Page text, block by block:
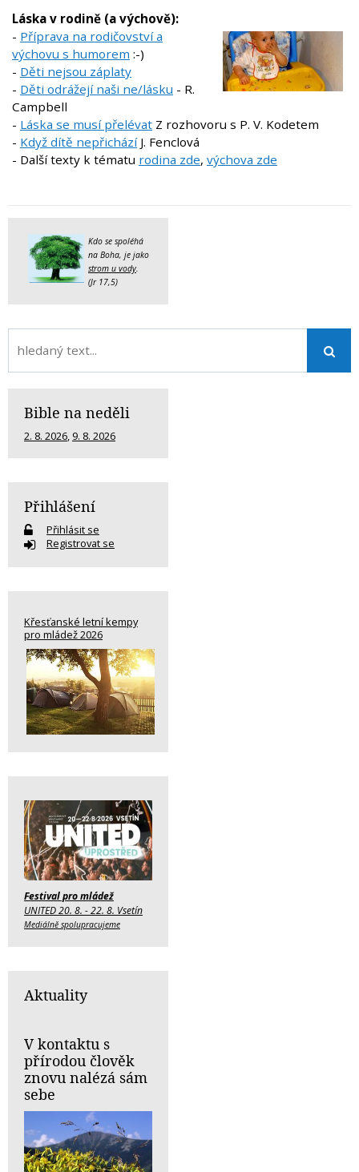
Láska v rodině (a výchově):
- Příprava na rodičovství a
výchovu s humorem :-)
- Děti nejsou záplaty
- Děti odrážejí naši ne/lásku - R.
Campbell
- Láska se musí přelévat Z rozhovoru s P. V. Kodetem
- Když dítě nepřicházíJ. Fenclová
- Další texty k tématu rodina zde, výchova zde
Kdo se spoléhá
na Boha, je jako
strom u vody
(Jr 17,5)
Bible na neděli
2. 8. 2026 9. 8. 2026
Přihlášení
Přihlásit se
Registrovat se
Křesťanské letní kempy
pro mládež 2026
Festival pro mládež
UNITED 20. 8. - 22. 8. Vsetín
Mediálně spolupracujeme
Aktuality
V kontaktu s
přírodou člověk
znovu nalézá sám
sebe